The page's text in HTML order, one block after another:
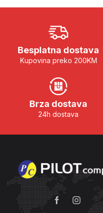
Besplatna dostava
Kupovina preko 200KM
Brza dostava
24h dostava